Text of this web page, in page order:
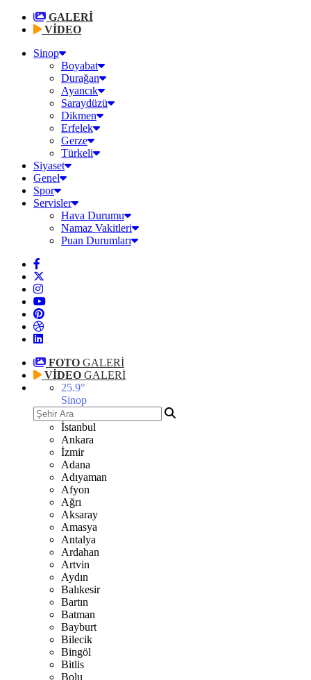
GALERİ
VİDEO
Sinop
Boyabat
Durağan
Ayancık
Saraydüzü
Dikmen
Erfelek
Gerze
Türkeli
Siyaset
Genel
Spor
Servisler
Hava Durumu
Namaz Vakitleri
Puan Durumları
FOTO GALERİ
VİDEO GALERİ
25.9°
Sinop
İstanbul
Ankara
İzmir
Adana
Adıyaman
Afyon
Ağrı
Aksaray
Amasya
Antalya
Ardahan
Artvin
Aydın
Balıkesir
Bartın
Batman
Bayburt
Bilecik
Bingöl
Bitlis
Bolu